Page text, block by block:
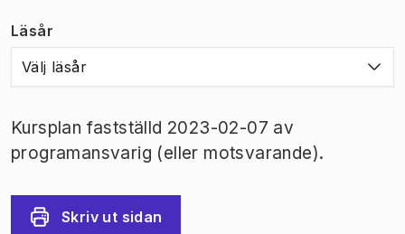
Läsår
Välj läsår
Kursplan fastställd 2023-02-07 av
programansvarig (eller motsvarande).
Skriv ut sidan